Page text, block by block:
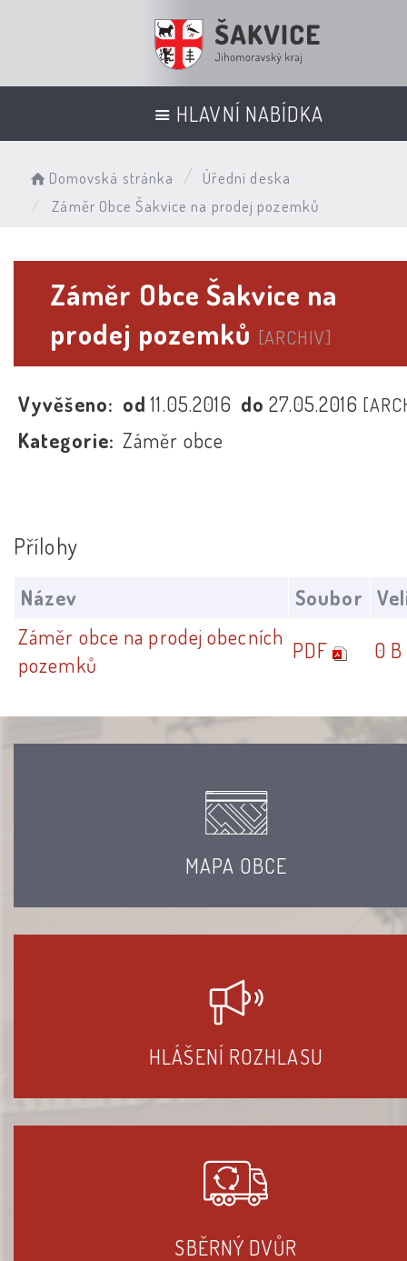
HLAVNÍ NABÍDKA
Domovská stránka
Úřední deska
Záměr Obce Šakvice na prodej pozemků
Záměr Obce Šakvice na
prodej pozemků [ARCHIV]
Vyvěšeno: od11.05.2016 do27.05.2016
Kategorie: Záměr obce
Přílohy
Název Soubor
Záměr obce na prodej obecních
pozemků
PDF 0 B
MAPA OBCE
HLÁŠENÍ ROZHLASU
SBĚRNÝ DVŮR